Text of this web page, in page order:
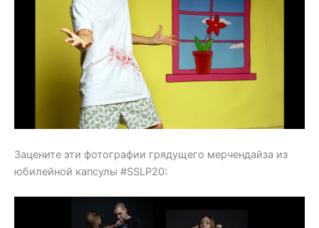
Зацените эти фотографии грядущего мерчендайза из
юбилейной капсулы #SSLP20: